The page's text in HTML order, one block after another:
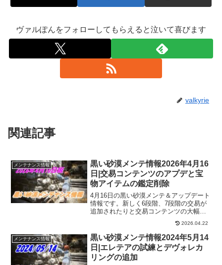
ヴァルぽんをフォローしてもらえると泣いて喜びます
valkyrie
関連記事
メンテナンス情報
黒い砂漠メンテ情報2026年4月16
日|交易コンテンツのアプデと宝
物アイテムの鑑定削除
4月16日の黒い砂漠メンテ＆アップデート
情報です。新しく6段階、7段階の交易が
追加されたりと交易コンテンツの大幅ア
ップデートが入りました。また、これま
で鑑定していた宝物アイテムの部品が獲
得後すぐに鑑定された状態で獲得できる
ようになりました。
2026.04.22
メンテナンス情報
黒い砂漠メンテ情報2024年5月14
日|エレテアの試練とデヴォレカ
リングの追加